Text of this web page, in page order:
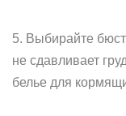
5. Выбирайте
не сдавливает
белье для